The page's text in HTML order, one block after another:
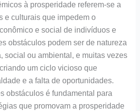
à prosperidade referem-se a
e culturais que impedem o
e social de indivíduos e
obstáculos podem ser de natureza
social ou ambiental, e muitas vezes
um ciclo vicioso que
e a falta de oportunidades.
obstáculos é fundamental para
que promovam a prosperidade